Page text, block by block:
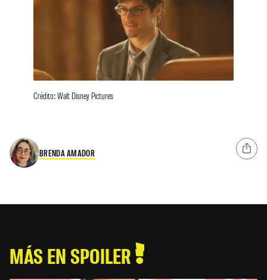
Crédito: Walt Disney Pictures
BRENDA AMADOR
MÁS EN SPOILER